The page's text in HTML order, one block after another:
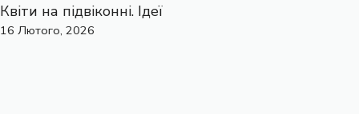
Квіти на підвіконні. Ідеї
16 Лютого, 2026